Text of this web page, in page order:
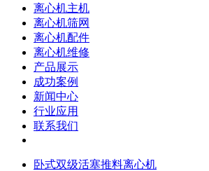
离心机主机
离心机筛网
离心机配件
离心机维修
产品展示
成功案例
新闻中心
行业应用
联系我们
卧式双级活塞推料离心机